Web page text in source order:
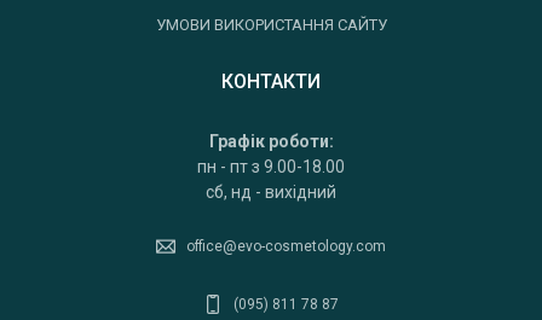
УМОВИ ВИКОРИСТАННЯ САЙТУ
КОНТАКТИ
Графік роботи:
пн - пт з 9.00-18.00
сб, нд - вихідний
office@evo-cosmetology.com
(095) 811 78 87